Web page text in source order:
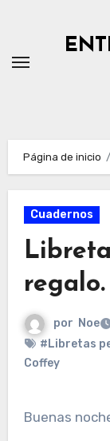
contenido
Página de inicio
Cuadernos
regalo.
por Noe
#Libretas
Coffey
Buenas